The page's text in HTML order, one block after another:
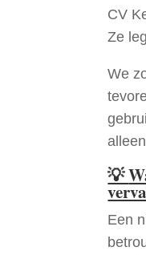
CV
Ze
We
💡
Een